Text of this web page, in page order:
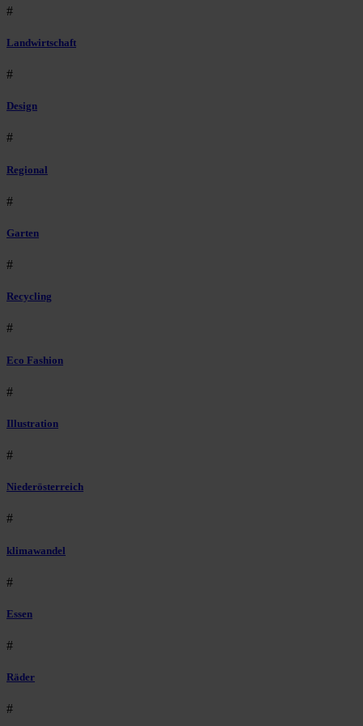
#
Landwirtschaft
#
Design
#
Regional
#
Garten
#
Recycling
#
Eco Fashion
#
Illustration
#
Niederösterreich
#
klimawandel
#
Essen
#
Räder
#